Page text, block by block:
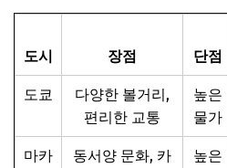
도시 장점 단점
도쿄
다양한 볼거리,
편리한 교통
높은
물가
마카
동서양 문화, 카
높은